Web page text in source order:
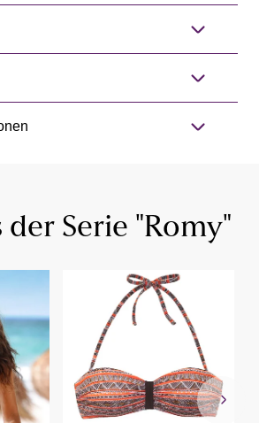
Serie "Romy"